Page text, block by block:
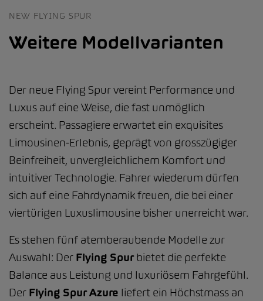
NEW FLYING SPUR
Weitere Modellvarianten
Der neue Flying Spur vereint Performance und
Luxus auf eine Weise, die fast unmöglich
erscheint. Passagiere erwartet ein exquisites
Limousinen-Erlebnis, geprägt von grosszügiger
Beinfreiheit, unvergleichlichem Komfort und
intuitiver Technologie. Fahrer wiederum dürfen
sich auf eine Fahrdynamik freuen, die bei einer
viertürigen Luxuslimousine bisher unerreicht war.
Es stehen fünf atemberaubende Modelle zur
Auswahl: Der Flying Spurbietet die perfekte
Balance aus Leistung und luxuriösem Fahrgefühl.
Der Flying Spur Azure liefert ein Höchstmass an